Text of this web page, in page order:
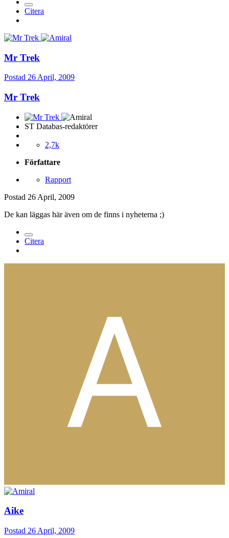
Citera
Mr Trek
Postad 26 April, 2009
Mr Trek
ST Databas-redaktörer
2,7k
Författare
Rapport
Postad 26 April, 2009
De kan läggas här även om de finns i nyheterna ;)
Citera
Aike
Postad 26 April, 2009